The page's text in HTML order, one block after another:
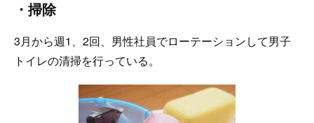
・掃除
3月から週1、2回、男性社員でローテーションして男子
トイレの清掃を行っている。